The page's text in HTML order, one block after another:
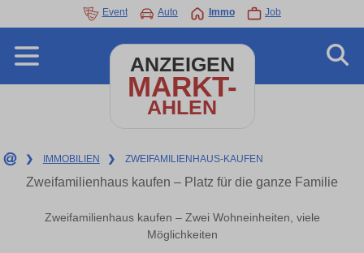
Event Auto Immo Job
ANZEIGEN
MARKT-
AHLEN
❯ IMMOBILIEN ❯ ZWEIFAMILIENHAUS-KAUFEN
Zweifamilienhaus kaufen – Platz für die ganze Familie
Zweifamilienhaus kaufen – Zwei Wohneinheiten, viele
Möglichkeiten